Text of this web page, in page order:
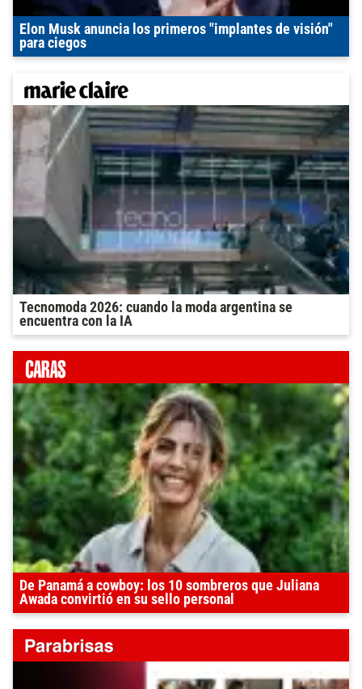
Elon Musk anuncia los primeros "implantes de visión"
para ciegos
Tecnomoda 2026: cuando la moda argentina se
encuentra con la IA
De Panamá a cowboy: los 10 sombreros que Juliana
Awada convirtió en su sello personal